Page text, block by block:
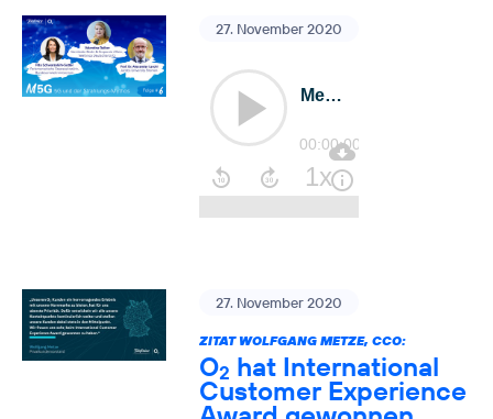
27. November 2020
27. November 2020
ZITAT WOLFGANG METZE, CCO:
O2 hat International
Customer Experience